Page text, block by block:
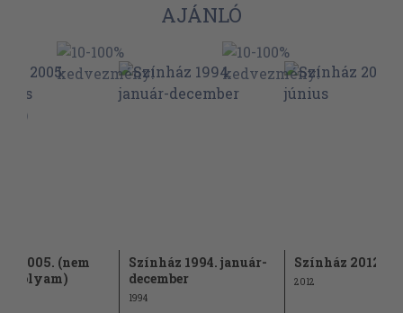
AJÁNLÓ
2005. (nem
Színház 1994. január-
december
1994
Színház 2012.
2012